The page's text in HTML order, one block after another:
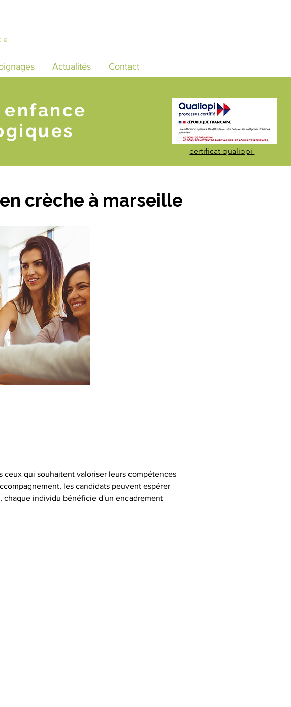
Actualités Contact
certificat qualiopi
crèche à marseille
ceux qui souhaitent valoriser leurs compétences
les candidats peuvent espérer
, chaque individu bénéficie d'un encadrement